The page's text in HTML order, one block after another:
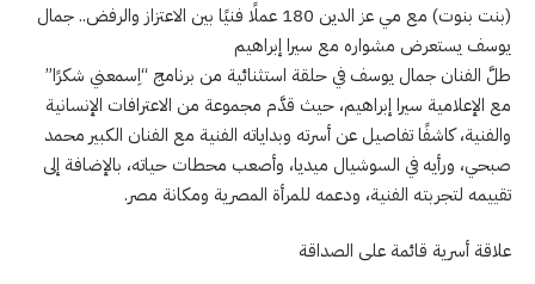
(بنت بنوت) مع مي عز الدين 180 عملًا فنيًا بين الاعتزاز والرفض.. جمال
يوسف يستعرض مشواره مع سيرا إبراهيم
طلَّ الفنان جمال يوسف في حلقة استثنائية من برنامج “اِسمعني شكرًا”
مع الإعلامية سيرا إبراهيم، حيث قدَّم مجموعة من الاعترافات الإنسانية
والفنية، كاشفًا تفاصيل عن أسرته وبداياته الفنية مع الفنان الكبير محمد
صبحي، ورأيه في السوشيال ميديا، وأصعب محطات حياته، بالإضافة إلى
تقييمه لتجربته الفنية، ودعمه للمرأة المصرية ومكانة مصر.
علاقة أسرية قائمة على الصداقة